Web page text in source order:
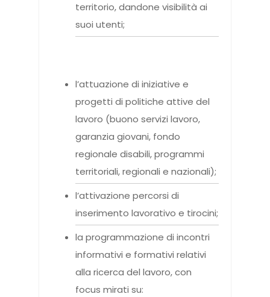
territorio, dandone visibilità ai
suoi utenti;
l’attuazione di iniziative e
progetti di politiche attive del
lavoro (buono servizi lavoro,
garanzia giovani, fondo
regionale disabili, programmi
territoriali, regionali e nazionali);
l’attivazione percorsi di
inserimento lavorativo e tirocini;
la programmazione di incontri
informativi e formativi relativi
alla ricerca del lavoro, con
focus mirati su: